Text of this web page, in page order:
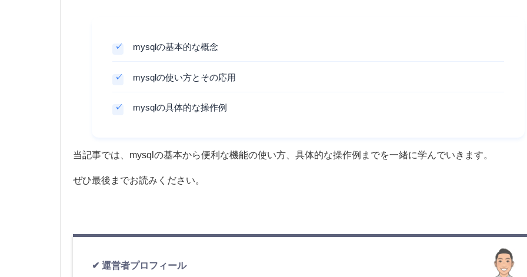
mysqlの基本的な概念
mysqlの使い方とその応用
mysqlの具体的な操作例
当記事では、mysqlの基本から便利な機能の使い方、具体的な操作例までを一緒に学んでいきます。
ぜひ最後までお読みください。
運営者プロフィール